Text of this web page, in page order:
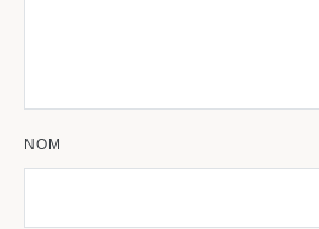
NOM